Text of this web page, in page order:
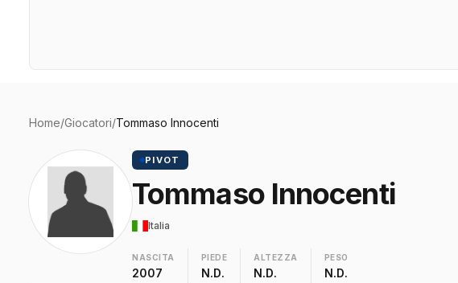
Home/Giocatori/Tommaso Innocenti
PIVOT
Tommaso Innocenti
Italia
NASCITA
2007
PIEDE
N.D.
ALTEZZA
N.D.
PESO
N.D.